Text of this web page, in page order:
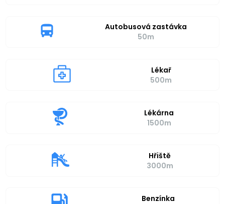
Autobusová zastávka
50m
Lékař
500m
Lékárna
1500m
Hřiště
3000m
Benzínka